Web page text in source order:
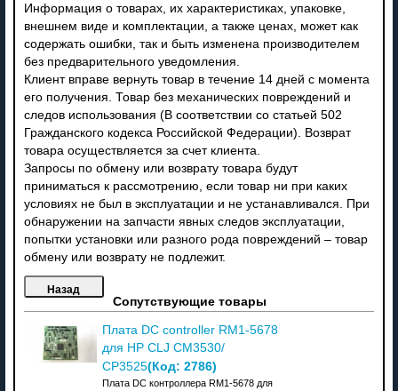
Информация о товарах, их характеристиках, упаковке,
внешнем виде и комплектации, а также ценах, может как
содержать ошибки, так и быть изменена производителем
без предварительного уведомления.
Клиент вправе вернуть товар в течение 14 дней с момента
его получения. Товар без механических повреждений и
следов использования (В соответствии со статьей 502
Гражданского кодекса Российской Федерации). Возврат
товара осуществляется за счет клиента.
Запросы по обмену или возврату товара будут
приниматься к рассмотрению, если товар ни при каких
условиях не был в эксплуатации и не устанавливался. При
обнаружении на запчасти явных следов эксплуатации,
попытки установки или разного рода повреждений – товар
обмену или возврату не подлежит.
Сопутствующие товары
Плата DC controller RM1-5678
для HP CLJ CM3530/
CP3525(Код: 2786)
Плата DC контроллера RM1-5678 для